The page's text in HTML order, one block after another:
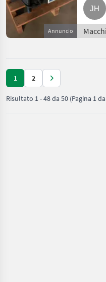
Annuncio
1 2
Risultato 1-48da 50 (Pagina 1